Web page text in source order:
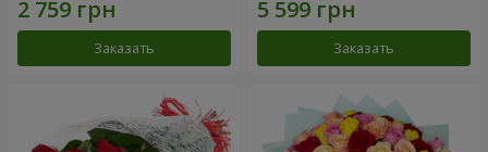
Заказать Заказать